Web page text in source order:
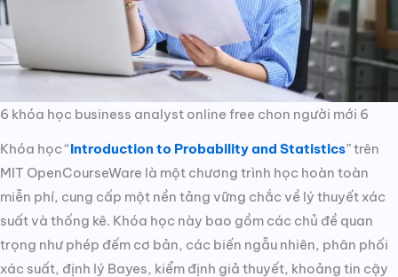
6 khóa học business analyst online free chon người mới 6
Khóa học “Introduction to Probability and Statistics” trên
MIT OpenCourseWare là một chương trình học hoàn toàn
miễn phí, cung cấp một nền tảng vững chắc về lý thuyết xác
suất và thống kê. Khóa học này bao gồm các chủ đề quan
trọng như phép đếm cơ bản, các biến ngẫu nhiên, phân phối
xác suất, định lý Bayes, kiểm định giả thuyết, khoảng tin cậy